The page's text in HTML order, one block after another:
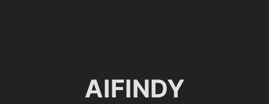
AIFINDY